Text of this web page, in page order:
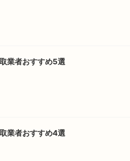
業者おすすめ5選
業者おすすめ4選